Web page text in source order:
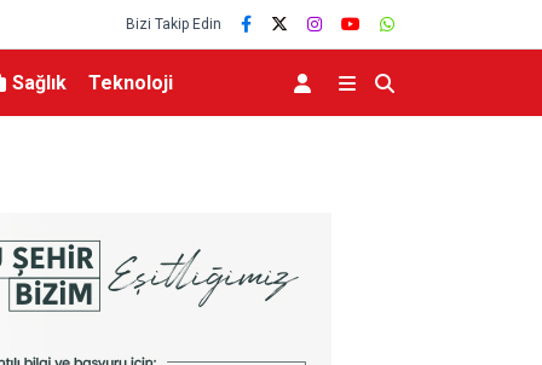
Bizi Takip Edin
Sağlık Teknoloji